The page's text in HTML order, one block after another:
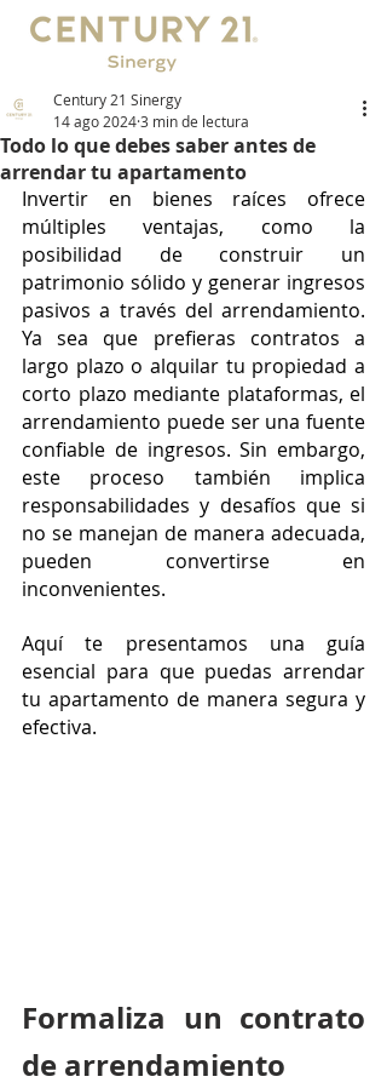
Todo lo que debes saber antes de
arrendar tu apartamento
Century 21 Sinergy
14 ago 20243 min de lectura
Invertir en bienes raíces ofrece
múltiples ventajas, como la
posibilidad de construir un
patrimonio sólido y generar ingresos
pasivos a través del arrendamiento.
Ya sea que prefieras contratos a
largo plazo o alquilar tu propiedad a
corto plazo mediante plataformas, el
arrendamiento puede ser una fuente
confiable de ingresos. Sin embargo,
este proceso también implica
responsabilidades y desafíos que si
no se manejan de manera adecuada,
pueden convertirse en
inconvenientes.
Aquí te presentamos una guía
esencial para que puedas arrendar
tu apartamento de manera segura y
efectiva.
Formaliza un contrato
de arrendamiento